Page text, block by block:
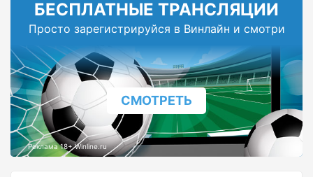
БЕСПЛАТНЫЕ ТРАНСЛЯЦИИ
Просто зарегистрируйся в Винлайн и смотри
СМОТРЕТЬ
Реклама 18+ Winline.ru